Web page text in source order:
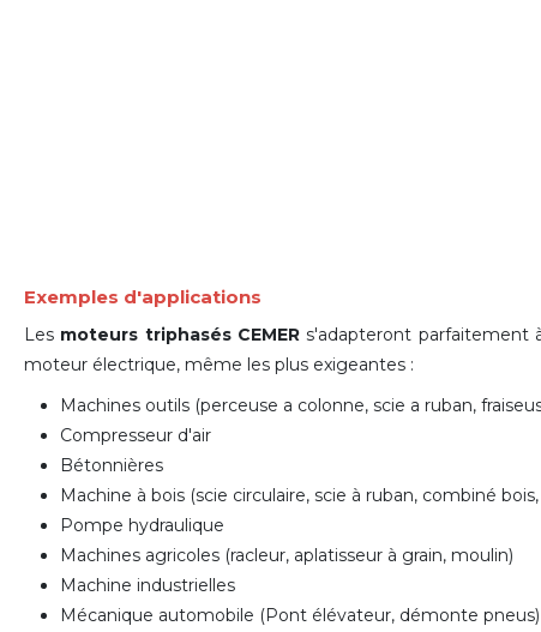
Exemples d'applications
Les moteurs triphasés CEMER s'adapteront parfaitement
moteur électrique, même les plus exigeantes :
Machines outils (perceuse a colonne, scie a ruban,
Compresseur d'air
Bétonnières
Machine à bois (scie circulaire, scie à ruban, combiné
Pompe hydraulique
Machines agricoles (racleur, aplatisseur à grain, moulin)
Machine industrielles
Mécanique automobile (Pont élévateur, démonte pneus)